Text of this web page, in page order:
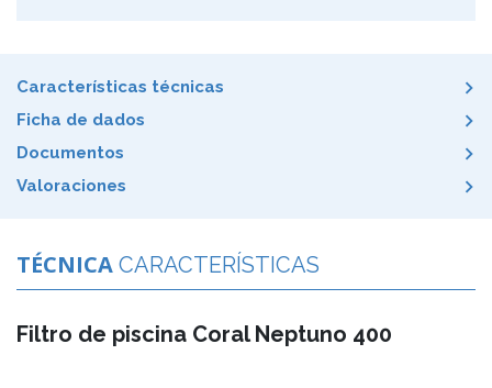
Características técnicas
Ficha de dados
Documentos
Valoraciones
TÉCNICA CARACTERÍSTICAS
Filtro de piscina Coral Neptuno 400